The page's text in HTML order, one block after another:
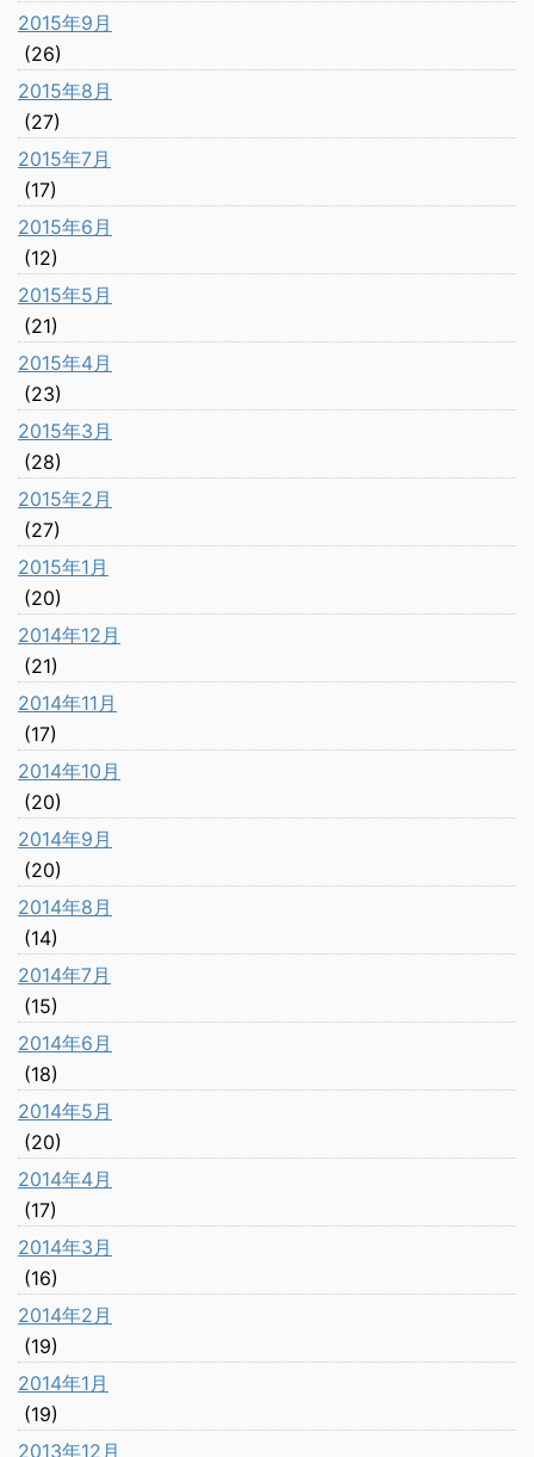
2015年9月
(26)
2015年8月
(27)
2015年7月
(17)
2015年6月
(12)
2015年5月
(21)
2015年4月
(23)
2015年3月
(28)
2015年2月
(27)
2015年1月
(20)
2014年12月
(21)
2014年11月
(17)
2014年10月
(20)
2014年9月
(20)
2014年8月
(14)
2014年7月
(15)
2014年6月
(18)
2014年5月
(20)
2014年4月
(17)
2014年3月
(16)
2014年2月
(19)
2014年1月
(19)
2013年12月